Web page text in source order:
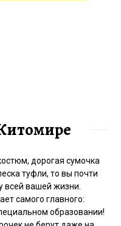
дорогая сумочка
туфли, то вы почти
всей вашей жизни.
самого главного:
образовании!